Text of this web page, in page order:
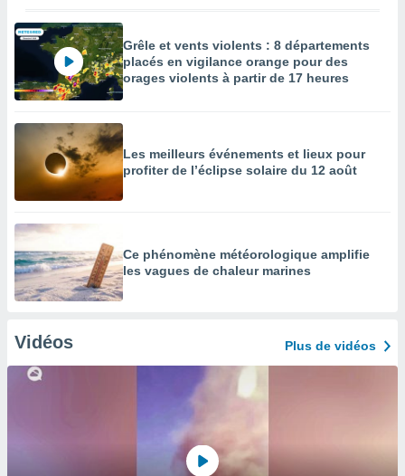
Grêle et vents violents : 8 départements
placés en vigilance orange pour des
orages violents à partir de 17 heures
Les meilleurs événements et lieux pour
profiter de l’éclipse solaire du 12 août
Ce phénomène météorologique amplifie
les vagues de chaleur marines
Vidéos Plus de vidéos